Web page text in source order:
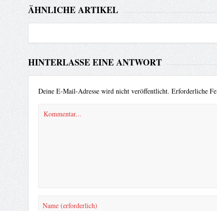
ÄHNLICHE ARTIKEL
HINTERLASSE EINE ANTWORT
Deine E-Mail-Adresse wird nicht veröffentlicht. Erforderliche